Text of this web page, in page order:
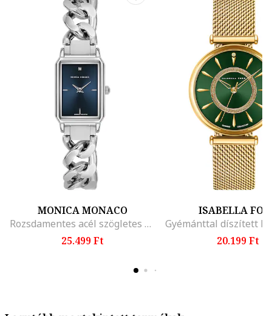
MONICA MONACO
Rozsdamentes acél szögletes karóra, Ezüstszín
25.499 Ft
ISABELLA
20.199 Ft